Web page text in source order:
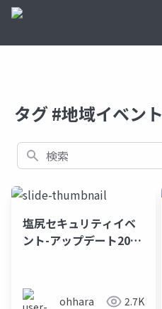
タグ #地域イベン
検索
塩尻セキュリティイベ
ント-アップデート2025
ohhara 2.7K